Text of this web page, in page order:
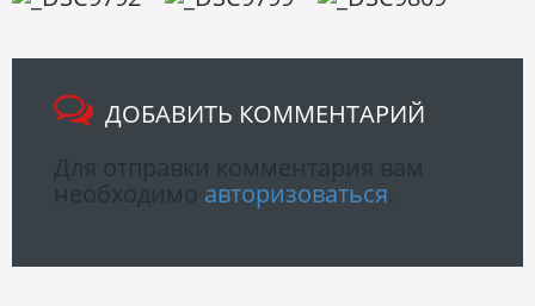
ДОБАВИТЬ КОММЕНТАРИЙ
авторизоваться